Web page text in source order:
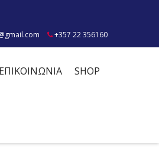
+357 22 356160
ΕΠΙΚΟΙΝΩΝΙΑ SHOP